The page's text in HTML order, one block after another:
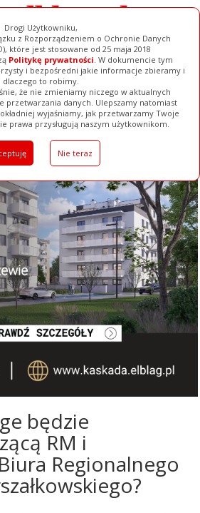
Drogi Użytkowniku,
z Rozporządzeniem o Ochronie Danych
które jest stosowane od 25 maja 2018
Politykę prywatności. W dokumencie tym
i bezpośredni jakie informacje zbieramy i
dlaczego to robimy.
że nie zmieniamy niczego w aktualnych
przetwarzania danych. Ulepszamy natomiast
wyjaśniamy, jak przetwarzamy Twoje
prawa przysługują naszym użytkownikom.
Nie teraz
Galerie Baza Firm Pełna Wersja
będzie
RM i
Regionalnego